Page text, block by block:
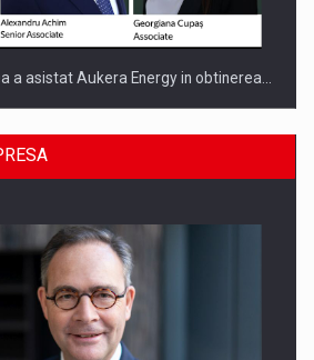
a asistat Aukera Energy in obtinerea…